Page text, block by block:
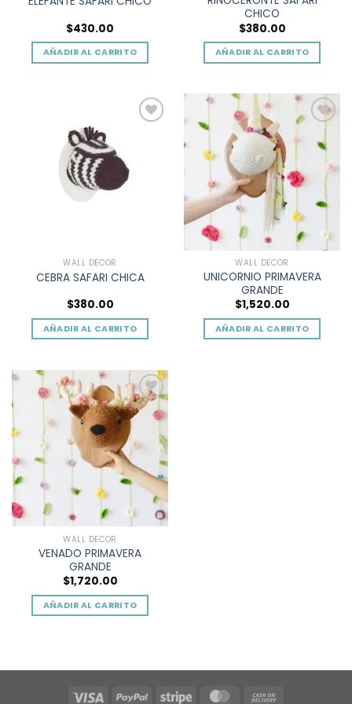
de
producto
de
producto
$430.00
AÑADIR AL CARRITO
CHICO
$380.00
AÑADIR AL CARRITO
WALL DECOR
CEBRA SAFARI CHICA
$380.00
AÑADIR AL CARRITO
wishlist
WALL DECOR
UNICORNIO PRIMAVERA
GRANDE
$1,520.00
AÑADIR AL CARRITO
Add to
wishlist
WALL DECOR
VENADO PRIMAVERA
GRANDE
$1,720.00
AÑADIR AL CARRITO